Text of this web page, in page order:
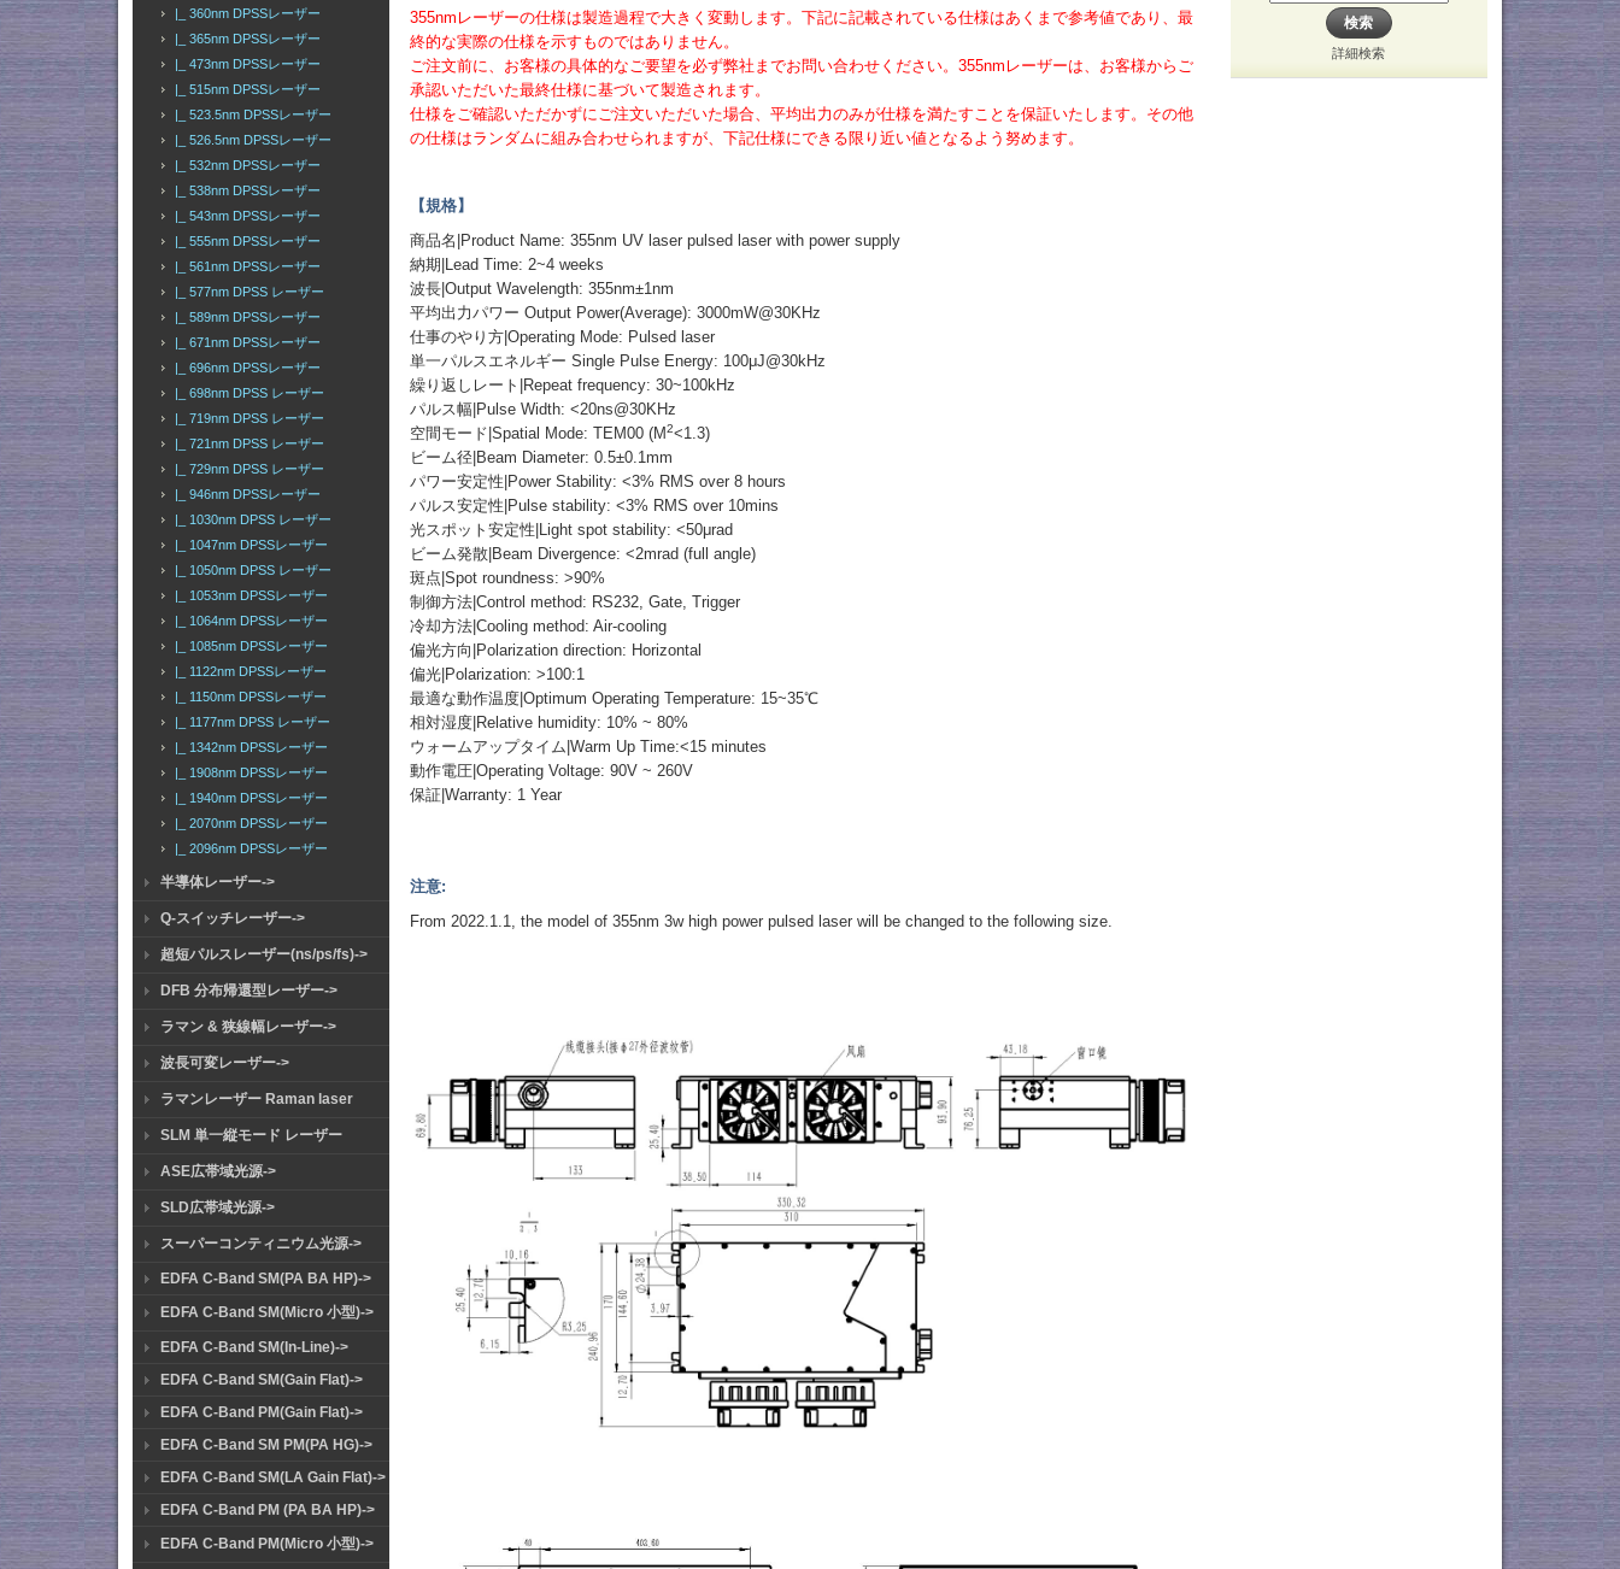
|_ 360nm DPSSレーザー
|_ 365nm DPSSレーザー
|_ 473nm DPSSレーザー
|_ 515nm DPSSレーザー
|_ 523.5nm DPSSレーザー
|_ 526.5nm DPSSレーザー
|_ 532nm DPSSレーザー
|_ 538nm DPSSレーザー
|_ 543nm DPSSレーザー
|_ 555nm DPSSレーザー
|_ 561nm DPSSレーザー
|_ 577nm DPSS レーザー
|_ 589nm DPSSレーザー
|_ 671nm DPSSレーザー
|_ 696nm DPSSレーザー
|_ 698nm DPSS レーザー
|_ 719nm DPSS レーザー
|_ 721nm DPSS レーザー
|_ 729nm DPSS レーザー
|_ 946nm DPSSレーザー
|_ 1030nm DPSS レーザー
|_ 1047nm DPSSレーザー
|_ 1050nm DPSS レーザー
|_ 1053nm DPSSレーザー
|_ 1064nm DPSSレーザー
|_ 1085nm DPSSレーザー
|_ 1122nm DPSSレーザー
|_ 1150nm DPSSレーザー
|_ 1177nm DPSS レーザー
|_ 1342nm DPSSレーザー
|_ 1908nm DPSSレーザー
|_ 1940nm DPSSレーザー
|_ 2070nm DPSSレーザー
|_ 2096nm DPSSレーザー
半導体レーザー->
Q-スイッチレーザー->
超短パルスレーザー(ns/ps/fs)->
DFB 分布帰還型レーザー->
ラマン & 狭線幅レーザー->
波長可変レーザー->
ラマンレーザー Raman laser
SLM 単一縦モード レーザー
ASE広帯域光源->
SLD広帯域光源->
スーパーコンティニウム光源->
EDFA C-Band SM(PA BA HP)->
EDFA C-Band SM(Micro 小型)->
EDFA C-Band SM(In-Line)->
EDFA C-Band SM(Gain Flat)->
EDFA C-Band PM(Gain Flat)->
EDFA C-Band SM PM(PA HG)->
EDFA C-Band SM(LA Gain Flat)->
EDFA C-Band PM (PA BA HP)->
EDFA C-Band PM(Micro 小型)->
355nmレーザーの仕様は製造過程で大きく変動します。下記に記載されている仕様はあくまで参考値であり、最
終的な実際の仕様を示すものではありません。
ご注文前に、お客様の具体的なご要望を必ず弊社までお問い合わせください。355nmレーザーは、お客様からご
承認いただいた最終仕様に基づいて製造されます。
仕様をご確認いただかずにご注文いただいた場合、平均出力のみが仕様を満たすことを保証いたします。その他
の仕様はランダムに組み合わせられますが、下記仕様にできる限り近い値となるよう努めます。
【規格】
商品名|Product Name: 355nm UV laser pulsed laser with power supply
納期|Lead Time: 2~4 weeks
波長|Output Wavelength: 355nm±1nm
平均出力パワー Output Power(Average): 3000mW@30KHz
仕事のやり方|Operating Mode: Pulsed laser
単一パルスエネルギー Single Pulse Energy: 100μJ@30kHz
繰り返しレート|Repeat frequency: 30~100kHz
パルス幅|Pulse Width: <20ns@30KHz
空間モード|Spatial Mode: TEM00 (M2<1.3)
ビーム径|Beam Diameter: 0.5±0.1mm
パワー安定性|Power Stability: <3% RMS over 8 hours
パルス安定性|Pulse stability: <3% RMS over 10mins
光スポット安定性|Light spot stability: <50μrad
ビーム発散|Beam Divergence: <2mrad (full angle)
斑点|Spot roundness: >90%
制御方法|Control method: RS232, Gate, Trigger
冷却方法|Cooling method: Air-cooling
偏光方向|Polarization direction: Horizontal
偏光|Polarization: >100:1
最適な動作温度|Optimum Operating Temperature: 15~35℃
相対湿度|Relative humidity: 10% ~ 80%
ウォームアップタイム|Warm Up Time:<15 minutes
動作電圧|Operating Voltage: 90V ~ 260V
保証|Warranty: 1 Year
注意:
From 2022.1.1, the model of 355nm 3w high power pulsed laser will be changed to the following size.
詳細検索